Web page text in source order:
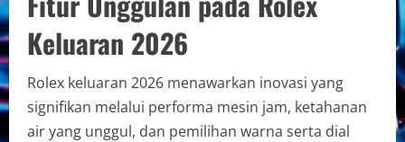
Keluaran 2026
Rolex keluaran 2026 menawarkan inovasi yang
signifikan melalui performa mesin jam, ketahanan
air yang unggul, dan pemilihan warna serta dial